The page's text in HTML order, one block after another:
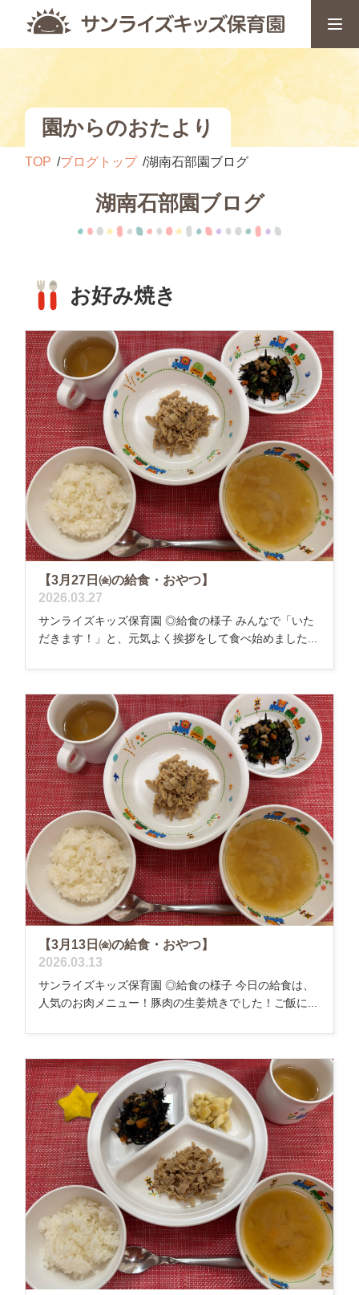
園からのおたより
TOP ブログトップ 湖南石部園ブログ
湖南石部園ブログ
お好み焼き
【3月27日㈮の給食・おやつ】
2026.03.27
サンライズキッズ保育園 ◎給食の様子 みんなで「いた
だきます！」と、元気よく挨拶をして食べ始めました...
【3月13日㈮の給食・おやつ】
2026.03.13
サンライズキッズ保育園 ◎給食の様子 今日の給食は、
人気のお肉メニュー！豚肉の生姜焼きでした！ご飯に...